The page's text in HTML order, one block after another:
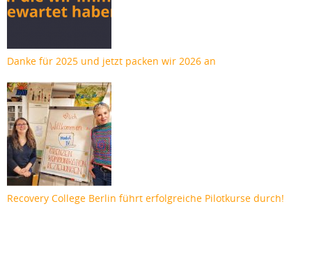
Danke für 2025 und jetzt packen wir 2026 an
Recovery College Berlin führt erfolgreiche Pilotkurse durch!